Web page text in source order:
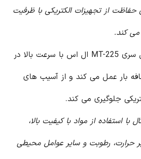
امکان حفاظت از تجهیزات الکتریکی با ظرفیت
کند.
بیمتال سری MT-225 ال اس با سرعت بالا در
بار عمل می کند و از آسیب های
جلوگیری می کند.
با استفاده از مواد با کیفیت بالا،
حرارت، رطوبت و سایر عوامل محیطی